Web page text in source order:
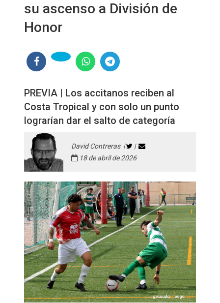
su ascenso a División de
Honor
PREVIA | Los accitanos reciben al
Costa Tropical y con solo un punto
lograrían dar el salto de categoría
David Contreras |
|
18 de abril de 2026